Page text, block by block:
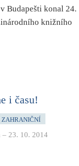
Budapešti konal 24.
knižního
i času!
– 23. 10. 2014